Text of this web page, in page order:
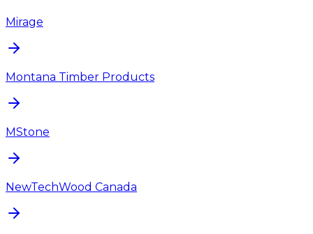
Mirage
Montana Timber Products
MStone
NewTechWood Canada